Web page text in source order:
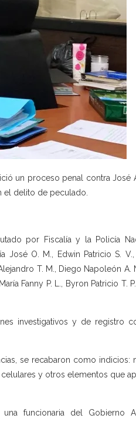
un proceso penal contra José
el delito de peculado.
por Fiscalía y la Policía
José O. M., Edwin Patricio S. V.,
T. M., Diego Napoleón A.
Fanny P. L., Byron Patricio T.
investigativos y de registro
se recabaron como indicios:
y otros elementos que
funcionaria del Gobierno